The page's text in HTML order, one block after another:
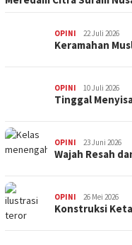
OPINI 22 Juli 2026
Keramahan
OPINI 10 Juli 2026
Tinggal
OPINI 23 Juni 2026
Wajah Resah
OPINI 26 Mei 2026
Konstruksi